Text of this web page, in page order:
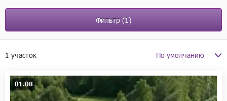
Фильтр (1)
1 участок
01.08